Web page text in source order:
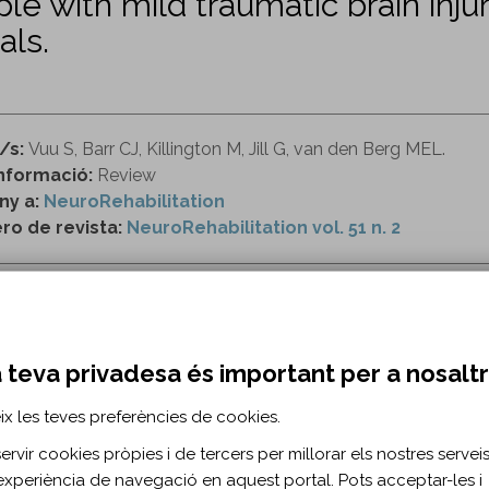
s: Vuu S, Barr CJ, Killington M, Jill G, van den Berg MEL.
Review
a: NeuroRehabilitation
de revista: NeuroRehabilitation vol. 51 n. 2
cerebral traumática leve conmoción cerebral síndrome
BIBLIOGRÀFICA
teva privadesa és important per a
les teves preferències de cookies.
cookies pròpies i de tercers per millorar els nostres
de navegació en aquest portal. Pots acceptar-les i